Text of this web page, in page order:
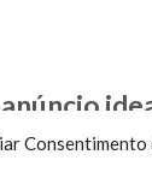
Consentimento